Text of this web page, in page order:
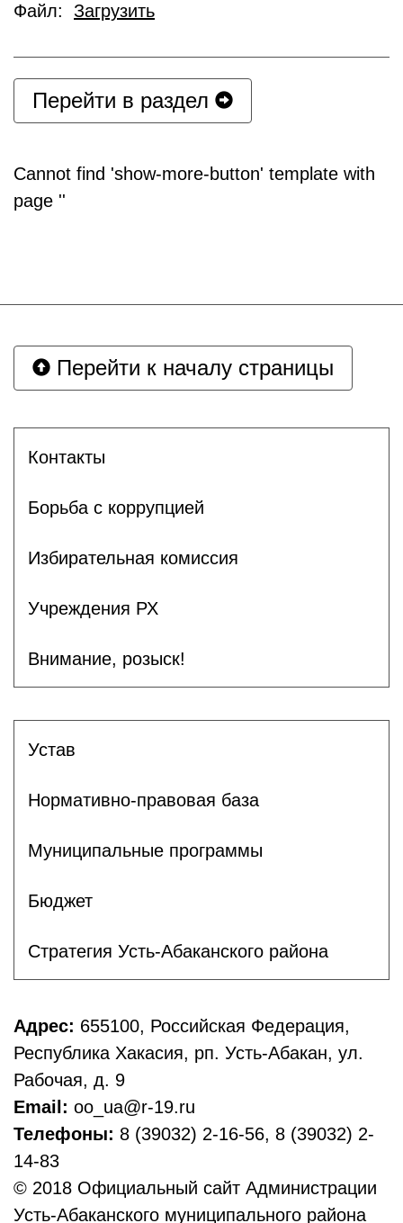
Файл: Загрузить
Перейти в раздел
Cannot find 'show-more-button' template with
page ''
Перейти к началу страницы
Контакты
Борьба с коррупцией
Избирательная комиссия
Учреждения РХ
Внимание, розыск!
Устав
Нормативно-правовая база
Муниципальные программы
Бюджет
Стратегия Усть-Абаканского района
Адрес: 655100, Российская Федерация,
Республика Хакасия, рп. Усть-Абакан, ул.
Рабочая, д. 9
Email: oo_ua@r-19.ru
Телефоны: 8 (39032) 2-16-56, 8 (39032) 2-
14-83
© 2018 Официальный сайт Администрации
Усть-Абаканского муниципального района